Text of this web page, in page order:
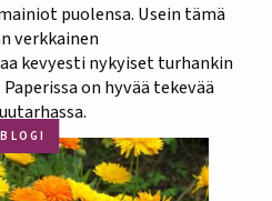
puolensa. Usein tämä
verkkainen
kevyesti nykyiset turhankin
on hyvää tekevää
BLOGI